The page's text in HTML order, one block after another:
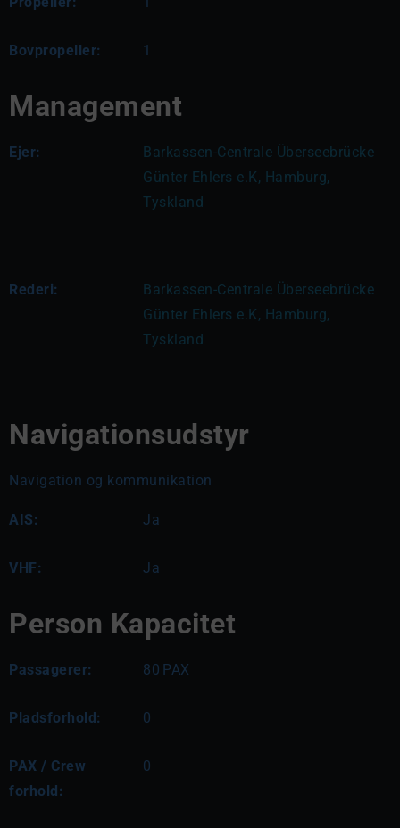
Bovpropeller: 1
Management
Ejer:
Barkassen-Centrale Überseebrücke
Günter Ehlers e.K, Hamburg,
Tyskland
Rederi:
Barkassen-Centrale Überseebrücke
Günter Ehlers e.K, Hamburg,
Tyskland
Navigationsudstyr
Navigation og kommunikation
AIS: Ja
VHF: Ja
Person Kapacitet
Passagerer: 80 PAX
Pladsforhold: 0
PAX / Crew
forhold:
0